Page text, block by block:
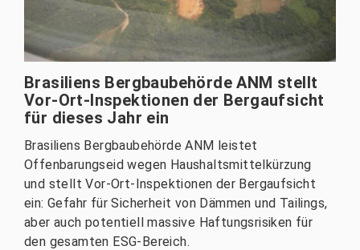
Brasiliens Bergbaubehörde ANM stellt
Vor-Ort-Inspektionen der Bergaufsicht
für dieses Jahr ein
Brasiliens Bergbaubehörde ANM leistet
Offenbarungseid wegen Haushaltsmittelkürzung
und stellt Vor-Ort-Inspektionen der Bergaufsicht
ein: Gefahr für Sicherheit von Dämmen und Tailings,
aber auch potentiell massive Haftungsrisiken für
den gesamten ESG-Bereich.